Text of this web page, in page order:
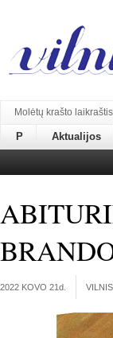
Molėtų krašto laikraštis
P Aktualijos
2022 KOVO 21d.